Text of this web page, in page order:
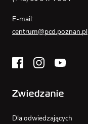
E-mail:
centrum@pcd.poznan.pl
Zwiedzanie
Dla odwiedzających